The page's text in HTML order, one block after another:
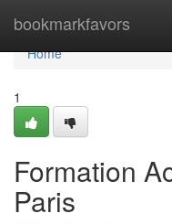
bookmarkfavors
Home
Home
1
Formation
Paris